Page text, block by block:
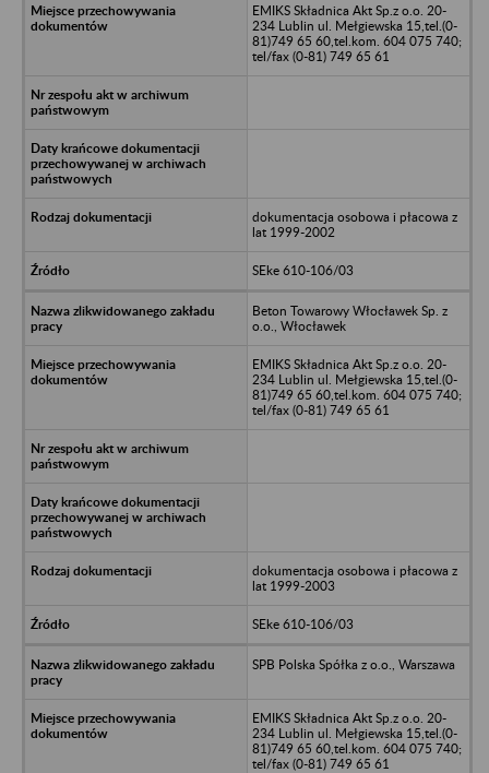
EMIKS Składnica Akt Sp.z o.o. 20-
234 Lublin ul. Mełgiewska 15,tel.(0-
81)749 65 60,tel.kom. 604 075 740;
tel/fax (0-81) 749 65 61
dokumentacja osobowa i płacowa z
lat 1999-2002
SEke 610-106/03
Beton Towarowy Włocławek Sp. z
o.o., Włocławek
EMIKS Składnica Akt Sp.z o.o. 20-
234 Lublin ul. Mełgiewska 15,tel.(0-
81)749 65 60,tel.kom. 604 075 740;
tel/fax (0-81) 749 65 61
dokumentacja osobowa i płacowa z
lat 1999-2003
SEke 610-106/03
SPB Polska Spółka z o.o., Warszawa
EMIKS Składnica Akt Sp.z o.o. 20-
234 Lublin ul. Mełgiewska 15,tel.(0-
81)749 65 60,tel.kom. 604 075 740;
tel/fax (0-81) 749 65 61